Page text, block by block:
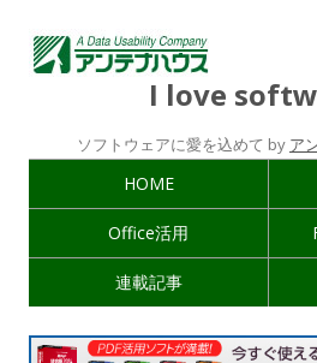
I love
ソフトウェアに愛を込めて by ア
HOME
Office活用
連載記事